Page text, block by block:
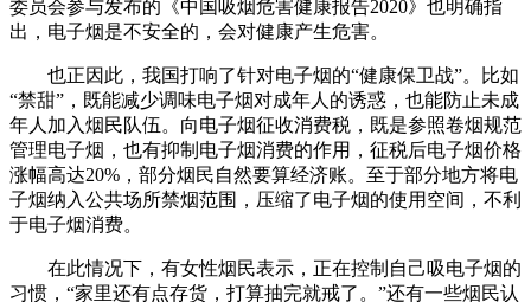
委员会参与发布的《中国吸烟危害健康报告2020》也明确指
出，电子烟是不安全的，会对健康产生危害。
也正因此，我国打响了针对电子烟的“健康保卫战”。比如
“禁甜”，既能减少调味电子烟对成年人的诱惑，也能防止未成
年人加入烟民队伍。向电子烟征收消费税，既是参照卷烟规范
管理电子烟，也有抑制电子烟消费的作用，征税后电子烟价格
涨幅高达20%，部分烟民自然要算经济账。至于部分地方将电
子烟纳入公共场所禁烟范围，压缩了电子烟的使用空间，不利
于电子烟消费。
在此情况下，有女性烟民表示，正在控制自己吸电子烟的
习惯，“家里还有点存货，打算抽完就戒了。”还有一些烟民认